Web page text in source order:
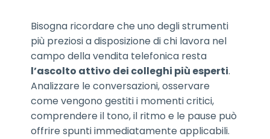
Bisogna ricordare che uno degli strumenti
più preziosi a disposizione di chi lavora nel
campo della vendita telefonica resta
l’ascolto attivo dei colleghi più esperti.
Analizzare le conversazioni, osservare
come vengono gestiti i momenti critici,
comprendere il tono, il ritmo e le pause può
offrire spunti immediatamente applicabili.